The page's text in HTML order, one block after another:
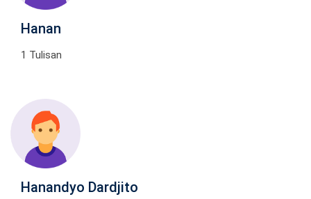
Hanan
1 Tulisan
Hanandyo Dardjito